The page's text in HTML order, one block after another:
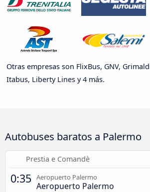
Otras empresas son FlixBus, GNV,
Itabus, Liberty Lines y 4 más.
Autobuses baratos a Palermo
Prestia e Comandè
0:35 Aeropuerto Palermo
Aeropuerto Palermo